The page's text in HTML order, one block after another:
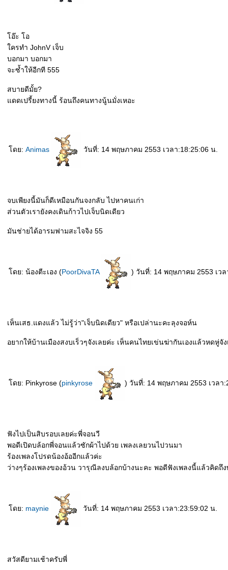
อ๊ะ โอ
ครทำ JohnV เจ็บ
บอกมา บอกมา
จะซ้ำให้อีกที 555
สบายดีมั้ย?
ดดเปรี้ยงทางนี้ ร้อนถึงคนทางนู้นมั่งเหอะ
ดย: Animas วันที่: 14 พฤษภาคม 2553 เวลา:18:25:06 น.
จบเพียงนี้มันก็ดีเหมือนกันจงกลับ ไปหาคนเก่า
ส่วนตัวเรายังคงเดินก้าวไปเจ็บนิดเดียว
มันช่ายได้อารมฟามสะไจจิง 55
ดย: น้องตีะเอง (PoorDivaTA ) วันที่: 14 พฤษภาคม 2553 เว
เห็นเสธ.แดงแล้ว ไม่รู้ว่า"เจ็บนิดเดียว" หรือเปล่านะคะลุงจอห์น
อยากให้บ้านเมืองสงบเร็วๆจังเลยค่ะ เห็นคนไทยเข่นฆ่ากันเองแล้วหดหู่จั
ดย: Pinkyrose (pinkyrose ) วันที่: 14 พฤษภาคม 2553 เวลา
ฟังไปเป็นสิบรอบเลยค่ะพี่จอนวี
พอดีเปิดบล้อกพี่จอนแล้วซักผ้าไปด้วย เพลงเลยวนไปวนมา
ร้องเพลงโปรดน้องอ้ออีกแล้วค่ะ
ว่างๆร้องเพลงของอ้วน วารุณีลงบล้อกบ้างนะคะ พอดีฟังเพลงนี้แล้วคิดถึ
ดย: maynie วันที่: 14 พฤษภาคม 2553 เวลา:23:59:02 น.
สวัสดียามเช้าครับพี่